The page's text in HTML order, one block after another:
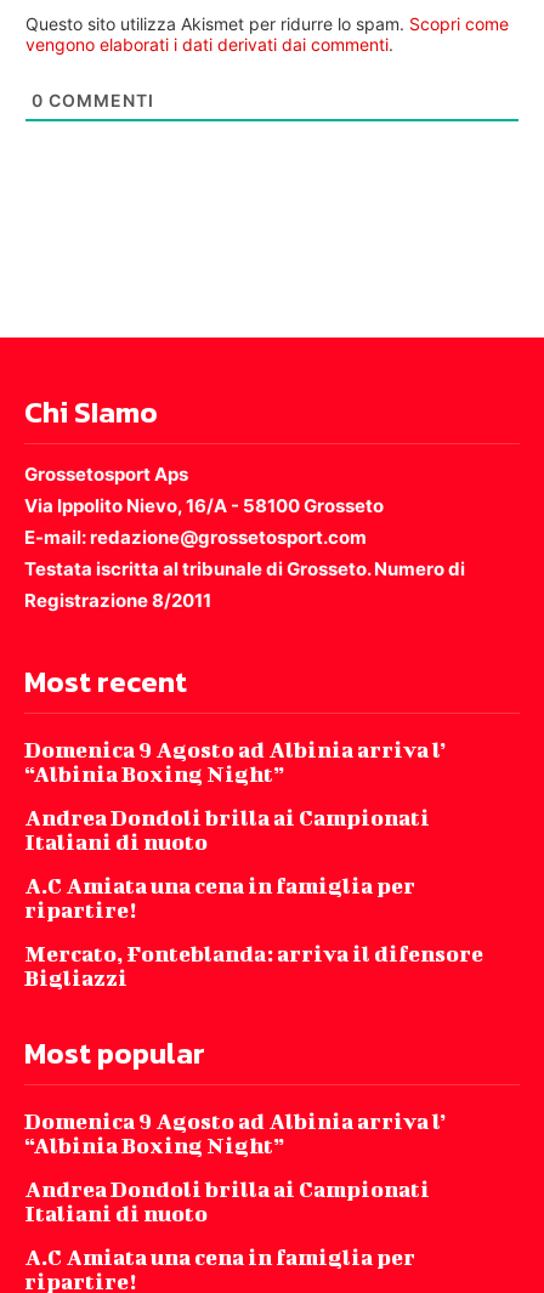
Questo sito utilizza Akismet per ridurre lo spam. Scopri come
vengono elaborati i dati derivati dai commenti.
0 COMMENTI
Chi SIamo
Grossetosport Aps
Via Ippolito Nievo, 16/A - 58100 Grosseto
E-mail: redazione@grossetosport.com
Testata iscritta al tribunale di Grosseto. Numero di
Registrazione 8/2011
Most recent
Domenica 9 Agosto ad Albinia arriva l’
“Albinia Boxing Night”
Andrea Dondoli brilla ai Campionati
Italiani di nuoto
A.C Amiata una cena in famiglia per
ripartire!
Mercato, Fonteblanda: arriva il difensore
Bigliazzi
Most popular
Domenica 9 Agosto ad Albinia arriva l’
“Albinia Boxing Night”
Andrea Dondoli brilla ai Campionati
Italiani di nuoto
A.C Amiata una cena in famiglia per
ripartire!